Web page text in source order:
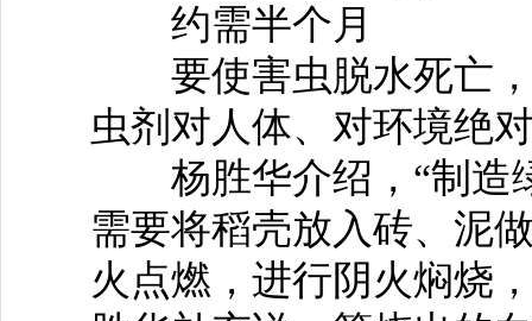
约需半个月
要使害虫脱水死亡，
虫剂对人体、对环境绝
杨胜华介绍，“制造
需要将稻壳放入砖、泥
火点燃，进行阴火焖烧